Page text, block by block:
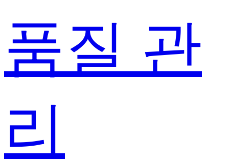
품질 관
리